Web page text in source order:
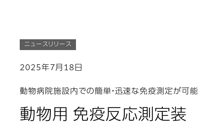
ニュースリリース
2025年7月18日
動物病院施設内での簡単・迅速な免疫測定が可能
動物用 免疫反応測定装